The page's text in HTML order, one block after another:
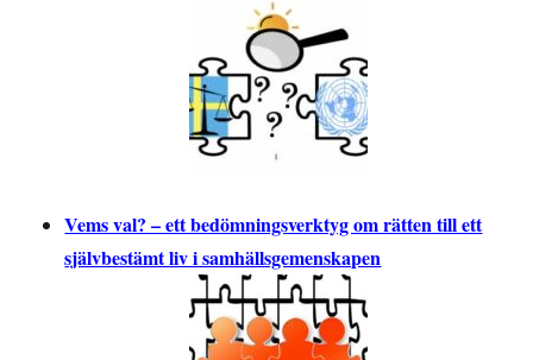
Vems val? – ett bedömningsverktyg om rätten till ett
självbestämt liv i samhällsgemenskapen